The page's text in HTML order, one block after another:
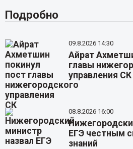
Подробно
09.8.2026 14:30
Айрат
главы
управления СК
08.8.2026 16:00
ЕГЭ честным
знаний